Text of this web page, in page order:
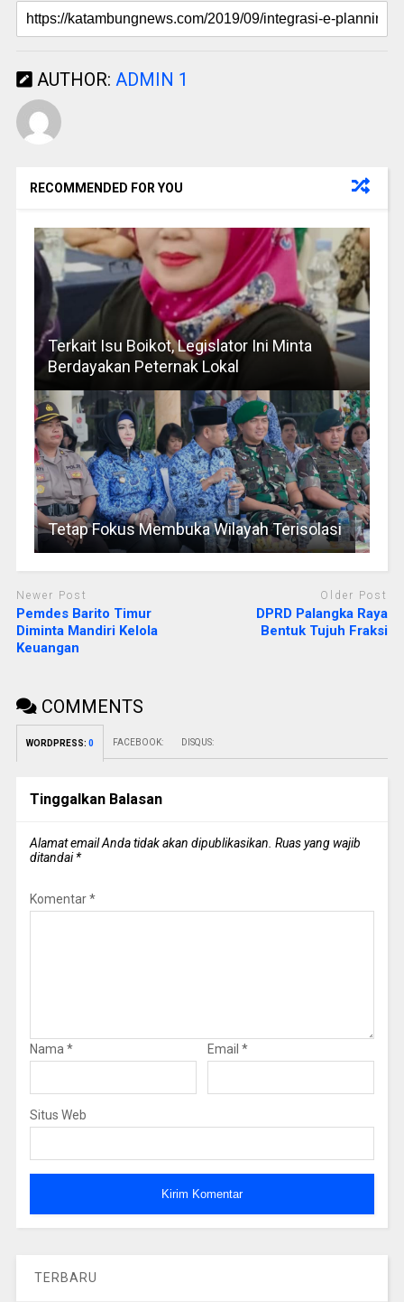
AUTHOR: ADMIN 1
RECOMMENDED FOR YOU
Terkait Isu Boikot, Legislator Ini Minta
Berdayakan Peternak Lokal
Tetap Fokus Membuka Wilayah Terisolasi
Newer Post
Pemdes Barito Timur
Diminta Mandiri Kelola
Keuangan
Older Post
DPRD Palangka Raya
Bentuk Tujuh Fraksi
COMMENTS
WORDPRESS: 0 FACEBOOK: DISQUS:
Tinggalkan Balasan
Alamat email Anda tidak akan dipublikasikan. Ruas yang wajib
ditandai*
Komentar*
Nama * Email *
Situs Web
TERBARU